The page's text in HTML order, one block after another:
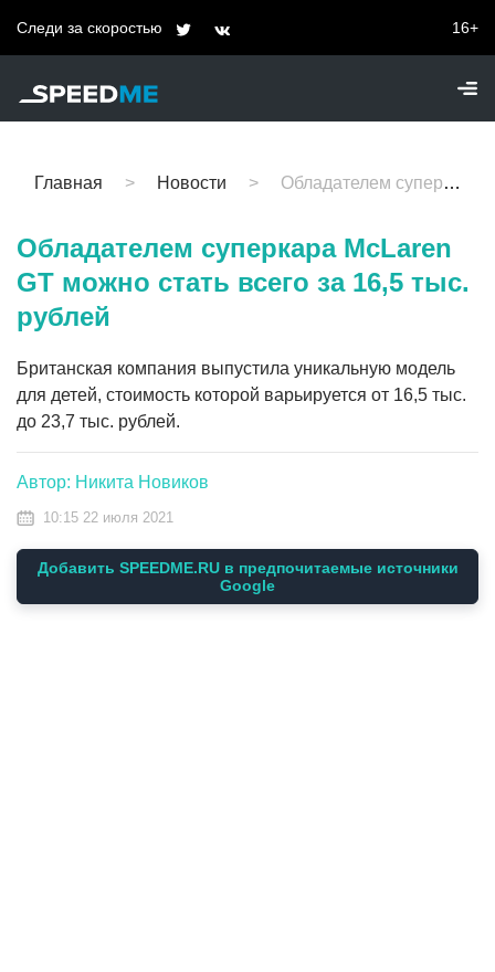
Следи за скоростью 16+
Главная Новости Обладателем суперкара McLaren GT можно стать всего за 16,5 тыс. рублей
Обладателем суперкара McLaren
GT можно стать всего за 16,5 тыс.
рублей
Британская компания выпустила уникальную модель
для детей, стоимость которой варьируется от 16,5 тыс.
до 23,7 тыс. рублей.
Автор: Никита Новиков
10:15 22 июля 2021
Добавить SPEEDME.RU в предпочитаемые источники
Google